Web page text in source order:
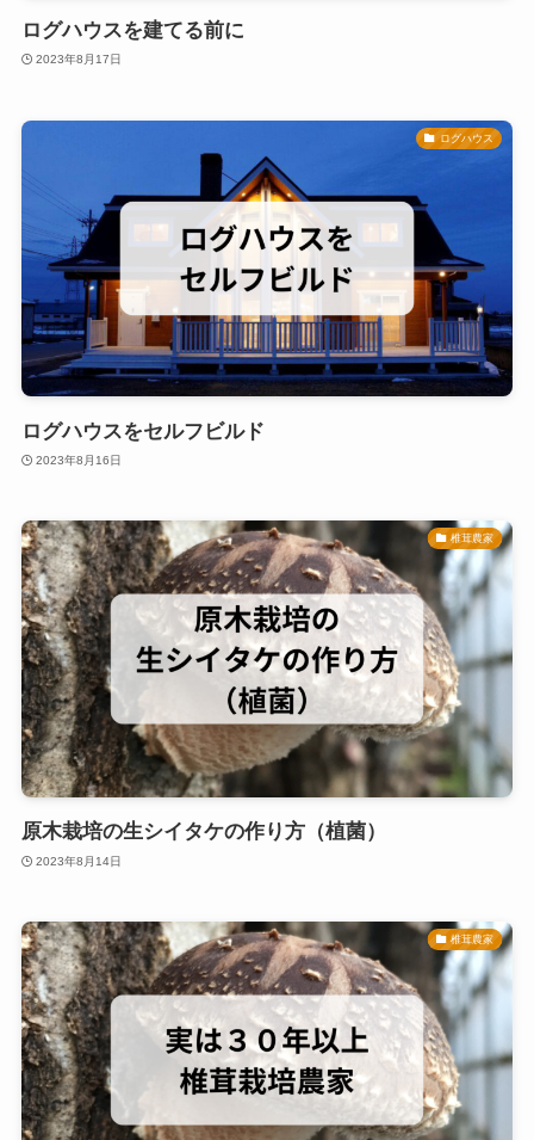
ログハウスを建てる前に
2023年8月17日
ログハウス
ログハウスをセルフビルド
2023年8月16日
椎茸農家
原木栽培の生シイタケの作り方（植菌）
2023年8月14日
椎茸農家